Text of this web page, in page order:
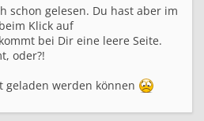
schon gelesen. Du hast aber im
Klick auf
bei Dir eine leere Seite.
oder?!
geladen werden können